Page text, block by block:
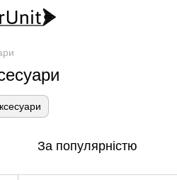
За популярністю